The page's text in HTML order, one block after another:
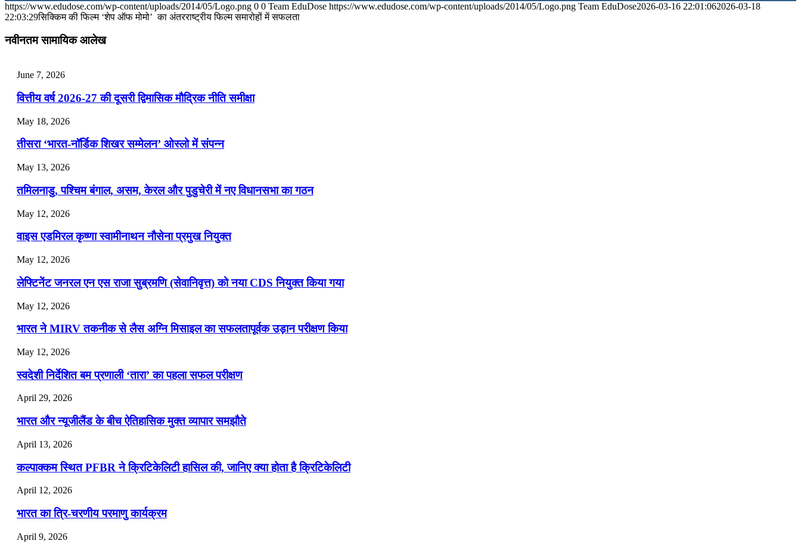
July 31, 2026
📝 डेली करेंट अफेयर्स: 28-31 जुलाई 2026
📝 डेली करेंट अफेयर्स: 25-27 जुलाई 2026
July 25, 2026
📝 डेली करेंट अफेयर्स: 22-24 जुलाई 2026
July 22, 2026
📝 डेली करेंट अफेयर्स: 19-21 जुलाई 2026
July 19, 2026
📝 डेली करेंट अफेयर्स: 16-18 जुलाई 2026
https://www.edudose.com/wp-content/uploads/2014/05/Logo.png 0 0 Team EduDose https://www.edudose.com/wp-content/uploads/2014/05/Logo.png Team EduDose2026-03-16 22:01:062026-03-18
22:03:29सिक्किम की फिल्म ‘शेप ऑफ मोमो’ का अंतरराष्ट्रीय फिल्म समारोहों में सफलता
नवीनतम सामायिक आलेख
June 7, 2026
वित्तीय वर्ष 2026-27 की दूसरी द्विमासिक मौद्रिक नीति समीक्षा
May 18, 2026
तीसरा ‘भारत-नॉर्डिक शिखर सम्मेलन’ ओस्लो में संपन्न
May 13, 2026
तमिलनाडु, पश्चिम बंगाल, असम, केरल और पुडुचेरी में नए विधानसभा का गठन
May 12, 2026
वाइस एडमिरल कृष्णा स्वामीनाथन नौसेना प्रमुख नियुक्त
May 12, 2026
लेफ्टिनेंट जनरल एन एस राजा सुब्रमणि (सेवानिवृत्त) को नया CDS नियुक्त किया गया
May 12, 2026
भारत ने MIRV तकनीक से लैस अग्नि मिसाइल का सफलतापूर्वक उड़ान परीक्षण किया
May 12, 2026
स्वदेशी निर्देशित बम प्रणाली ‘तारा’ का पहला सफल परीक्षण
April 29, 2026
भारत और न्यूजीलैंड के बीच ऐतिहासिक मुक्त व्यापार समझौते
April 13, 2026
कल्पाक्कम स्थित PFBR ने क्रिटिकेलिटी हासिल की, जानिए क्या होता है क्रिटिकेलिटी
April 12, 2026
भारत का त्रि-चरणीय परमाणु कार्यक्रम
April 9, 2026